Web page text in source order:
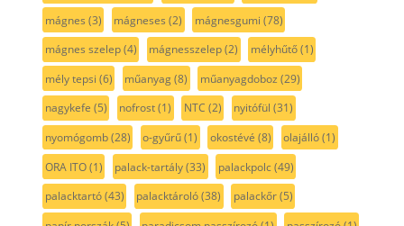
mágnes (3) mágneses (2) mágnesgumi (78)
mágnes szelep(4) mágnesszelep(2) mélyhűtő(1)
mély tepsi (6) műanyag(8) műanyagdoboz (29)
nagykefe (5) nofrost(1) NTC (2) nyitófül (31)
nyomógomb(28) o-gyűrű(1) okostévé (8) olajálló(1)
ORA ITO(1) palack-tartály(33) palackpolc(49)
palacktartó(43) palacktároló(38) palackőr(5)